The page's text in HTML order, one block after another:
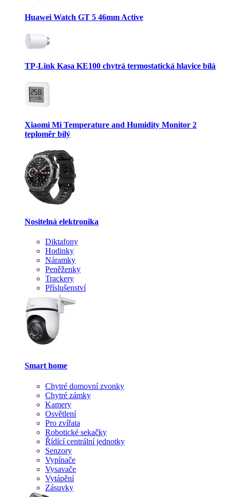
Huawei Watch GT 5 46mm Active
TP-Link Kasa KE100 chytrá termostatická hlavice bílá
Xiaomi Mi Temperature and Humidity Monitor 2
teploměr bílý
Nositelná elektronika
Diktafony
Hodinky
Náramky
Peněženky
Trackery
Příslušenství
Smart home
Chytré domovní zvonky
Chytré zámky
Kamery
Osvětlení
Pro zvířata
Robotické sekačky
Řídící centrální jednotky
Senzory
Vypínače
Vysavače
Vytápění
Zásuvky